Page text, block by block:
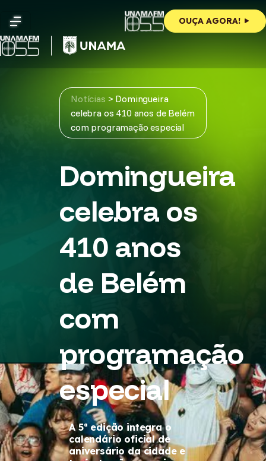
content
OUÇA AGORA!
Notícias > Domingueira
celebra os 410 anos de Belém
com programação especial
Domingueira
celebra os
410 anos
de Belém
com
programação
especial
A 5ª edição integra o
calendário oficial de
aniversário da cidade e